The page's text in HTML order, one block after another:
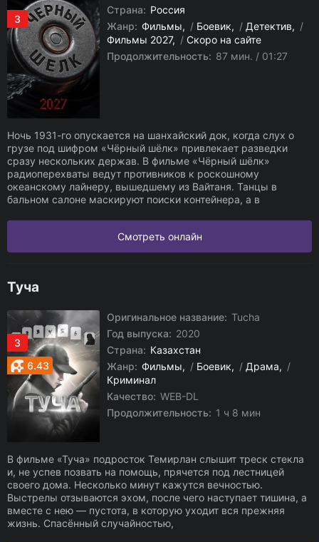
3
Страна: Россия
Жанр: Фильмы / Боевик / Детектив
/
Фильмы 2027
/ Скоро на сайте
Продолжительность: 87 мин. / 01:27
Ночь 1931-го опускается на шанхайский док, когда слух о
грузе под шифром «Чёрный шёлк» привлекает разведки
сразу нескольких держав. В фильме «Чёрный шёлк»
радиоперехваты ведут противников к роскошному
океанскому лайнеру, вышедшему из Вайтаня. Танцы в
бальном салоне маскируют поиски контейнера, а в
Смотреть онлайн
Туча
3
6.43
Оригинальное название: Tucha
Год выпуска: 2020
Страна: Казахстан
Жанр: Фильмы / Боевик / Драма
/
Криминал
Качество: WEB-DL
Продолжительность: 1 ч 8 мин
В фильме «Туча» подросток Темирлан слышит треск стекла
и, не успев позвать на помощь, прячется под лестницей
своего дома. Несколько минут кажутся вечностью.
Выстрелы отзываются эхом, после чего наступает тишина, а
вместе с нею — пустота, в которую уходит вся прежняя
жизнь. Спасённый случайностью,